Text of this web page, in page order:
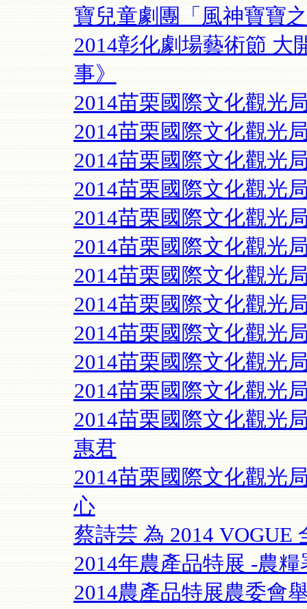
寶兒童劇團「風神寶寶
2014彰化劇場藝術節 大
事》
2014苗栗國際文化觀光
2014苗栗國際文化觀光
2014苗栗國際文化觀光
2014苗栗國際文化觀光
2014苗栗國際文化觀光
2014苗栗國際文化觀光
2014苗栗國際文化觀光
2014苗栗國際文化觀光
2014苗栗國際文化觀光
2014苗栗國際文化觀光
2014苗栗國際文化觀光
2014苗栗國際文化觀光
惠君
2014苗栗國際文化觀光
心
蔡詩芸 為 2014 VOGUE
2014年農產品特展 -農
2014農產品特展農委會